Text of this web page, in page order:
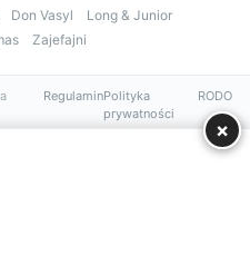
Don Vasyl
Long & Junior
Zajefajni
RegulaminPolityka
prywatności
RODO
×